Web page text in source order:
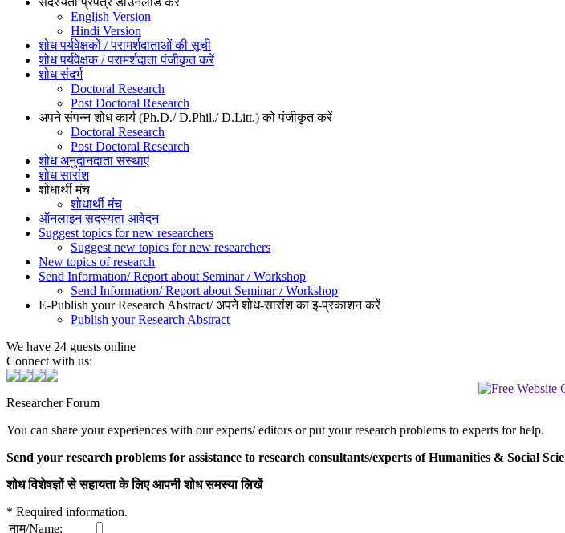
English Version
Hindi Version
शोध पर्यवेक्षकों / परामर्शदाताओं की सूची
शोध पर्यवेक्षक / परामर्शदाता पंजीकृत करें
शोध संदर्भ
Doctoral Research
Post Doctoral Research
अपने संपन्न शोध कार्य (Ph.D./ D.Phil./ D.Litt.) को पंजीकृत करें
Doctoral Research
Post Doctoral Research
शोध अनुदानदाता संस्थाएं
शोध सारांश
शोधार्थी मंच
शोधार्थी मंच
ऑनलाइन सदस्यता आवेदन
Suggest topics for new researchers
Suggest new topics for new researchers
New topics of research
Send Information/ Report about Seminar / Workshop
Send Information/ Report about Seminar / Workshop
E-Publish your Research Abstract/ अपने शोध-सारांश का इ-प्रकाशन करें
Publish your Research Abstract
We have 24 guests online
Connect with us:
Researcher Forum
You can share your experiences with our experts/ editors or put your research problems to experts for help.
Send your research problems for assistance to research consultants/experts of Humanities & Social
शोध विशेषज्ञों से सहायता के लिए आपनी शोध समस्या लिखें
* Required information.
नाम/Name: